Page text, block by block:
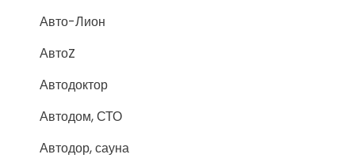
Авто-Лион
АвтоZ
Автодоктор
Автодом, СТО
Автодор, сауна